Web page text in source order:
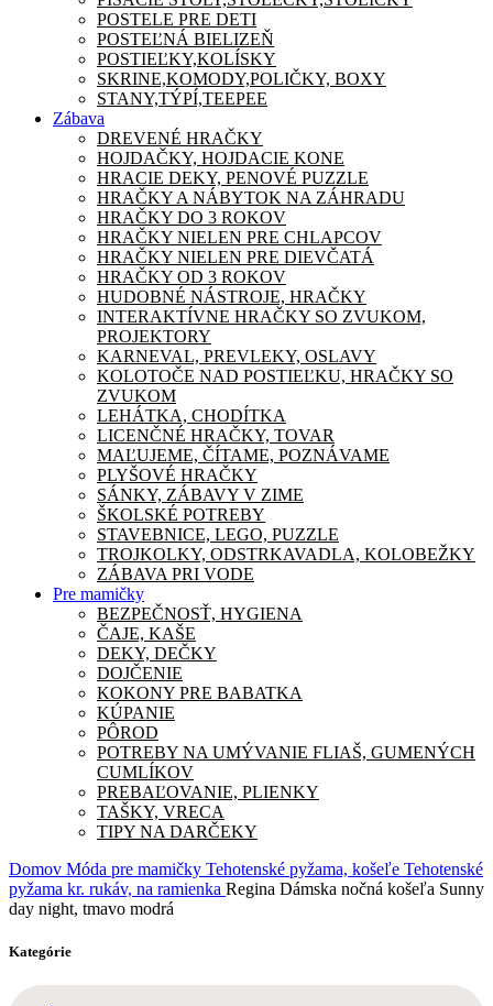
POSTELE PRE DETI
POSTEĽNÁ BIELIZEŇ
POSTIEĽKY,KOLÍSKY
SKRINE,KOMODY,POLIČKY, BOXY
STANY,TÝPÍ,TEEPEE
Zábava
DREVENÉ HRAČKY
HOJDAČKY, HOJDACIE KONE
HRACIE DEKY, PENOVÉ PUZZLE
HRAČKY A NÁBYTOK NA ZÁHRADU
HRAČKY DO 3 ROKOV
HRAČKY NIELEN PRE CHLAPCOV
HRAČKY NIELEN PRE DIEVČATÁ
HRAČKY OD 3 ROKOV
HUDOBNÉ NÁSTROJE, HRAČKY
INTERAKTÍVNE HRAČKY SO ZVUKOM,
PROJEKTORY
KARNEVAL, PREVLEKY, OSLAVY
KOLOTOČE NAD POSTIEĽKU, HRAČKY SO
ZVUKOM
LEHÁTKA, CHODÍTKA
LICENČNÉ HRAČKY, TOVAR
MAĽUJEME, ČÍTAME, POZNÁVAME
PLYŠOVÉ HRAČKY
SÁNKY, ZÁBAVY V ZIME
ŠKOLSKÉ POTREBY
STAVEBNICE, LEGO, PUZZLE
TROJKOLKY, ODSTRKAVADLA, KOLOBEŽKY
ZÁBAVA PRI VODE
Pre mamičky
BEZPEČNOSŤ, HYGIENA
ČAJE, KAŠE
DEKY, DEČKY
DOJČENIE
KOKONY PRE BABATKA
KÚPANIE
PÔROD
POTREBY NA UMÝVANIE FLIAŠ, GUMENÝCH
CUMLÍKOV
PREBAĽOVANIE, PLIENKY
TAŠKY, VRECA
TIPY NA DARČEKY
Domov Móda pre mamičky Tehotenské pyžama, košeľe Tehotenské
pyžama kr. rukáv, na ramienka Regina Dámska nočná košeľa Sunny
day night, tmavo modrá
Kategórie